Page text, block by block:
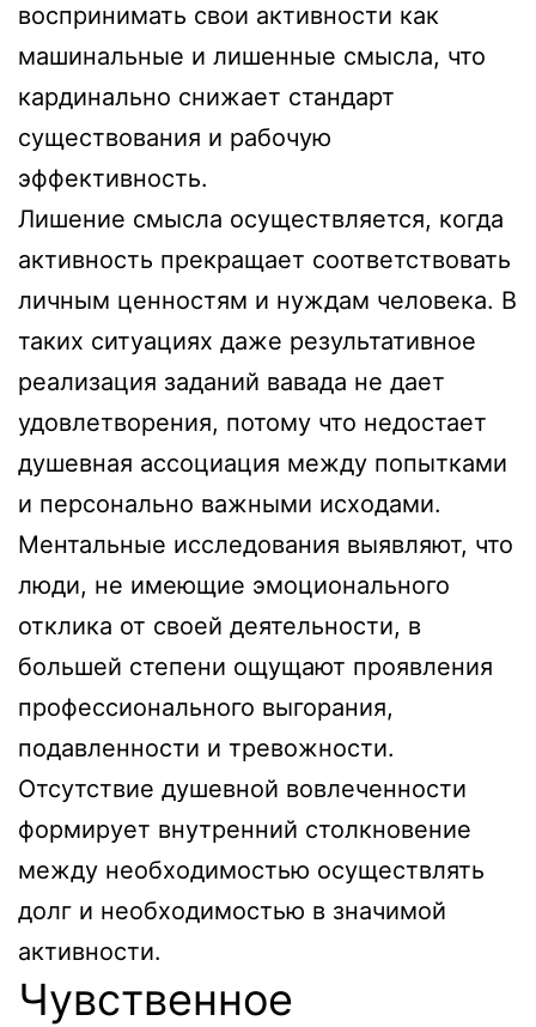
воспринимать свои активности как
машинальные и лишенные смысла, что
кардинально снижает стандарт
существования и рабочую
эффективность.
Лишение смысла осуществляется, когда
активность прекращает соответствовать
личным ценностям и нуждам человека. В
таких ситуациях даже результативное
реализация заданий вавада не дает
удовлетворения, потому что недостает
душевная ассоциация между попытками
и персонально важными исходами.
Ментальные исследования выявляют, что
люди, не имеющие эмоционального
отклика от своей деятельности, в
большей степени ощущают проявления
профессионального выгорания,
подавленности и тревожности.
Отсутствие душевной вовлеченности
формирует внутренний столкновение
между необходимостью осуществлять
долг и необходимостью в значимой
активности.
Чувственное